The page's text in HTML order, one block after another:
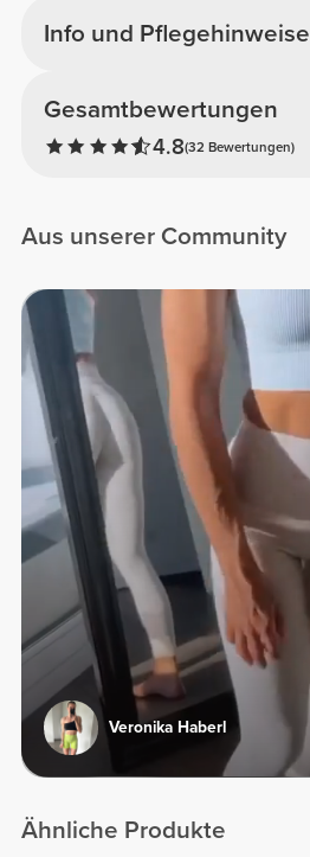
Info und Pflegehinweise
Gesamtbewertungen
4.8(32 Bewertungen)
Aus unserer Community
Veronika Haberl
Ähnliche Produkte